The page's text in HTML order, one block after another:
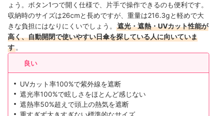
ょう。ボタン1つで開く仕様で、片手で操作できるのも便利です。
収納時のサイズは26cmと長めですが、重量は216.3gと軽めで大
きな負担にはなりにくいでしょう。
遮光・遮熱・UVカット性能が
高く、自動開閉で使いやすい日傘を探している人に向いていま
す 。
良い
UVカット率100%で紫外線を遮断
遮光率100%で眩しさをほとんど感じない
遮熱率50%超えで頭上の熱気を遮断